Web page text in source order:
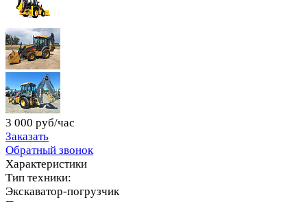
3 000 руб/час
Заказать
Обратный звонок
Характеристики
Тип техники:
Экскаватор-погрузчик